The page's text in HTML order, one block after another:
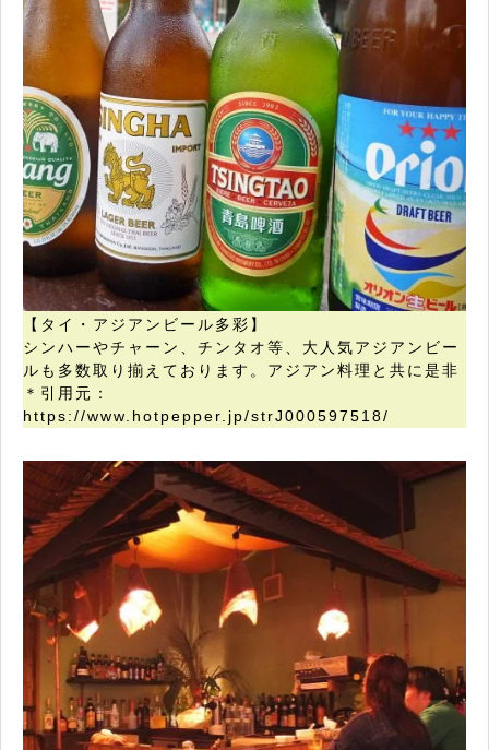
【タイ・アジアンビール多彩】
シンハーやチャーン、チンタオ等、大人気アジアンビー
ルも多数取り揃えております。アジアン料理と共に是非
＊引用元：
https://www.hotpepper.jp/strJ000597518/